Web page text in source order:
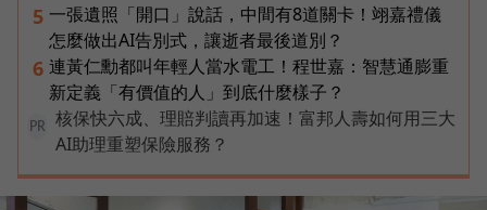
5 一張遺照「開口」說話，中間有8道關卡！翊嘉禮儀
怎麼做出AI告別式，讓逝者最後道別？
6 連黃仁勳都叫年輕人當水電工！程世嘉：智慧通膨重
新定義「有價值的人」到底什麼樣子？
PR
核保快六成、理賠判讀再加速！富邦人壽如何用三大
AI助理重塑保險服務？